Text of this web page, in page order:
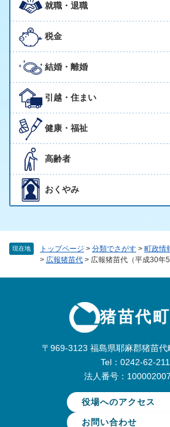
現在地 トップページ > 分類でさがす > 町政情
> 広報猪苗代 > 広報猪苗代（平成30年5
就職・退職
税金
結婚・離婚
引越・住まい
健康・福祉
高齢者
おくやみ
猪苗代
〒969-3123 福島県耶麻郡猪苗
Tel：0242-62-
法人番号：
役場へのアクセス
お問い合わせ